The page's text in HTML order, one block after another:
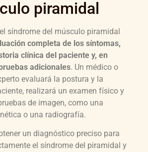
piramidal
síndrome del músculo piramidal
completa de los síntomas,
clínica del paciente y, en
adicionales. Un médico o
evaluará la postura y la
realizará un examen físico y
de imagen, como una
o una radiografía.
un diagnóstico preciso para
el síndrome del piramidal y